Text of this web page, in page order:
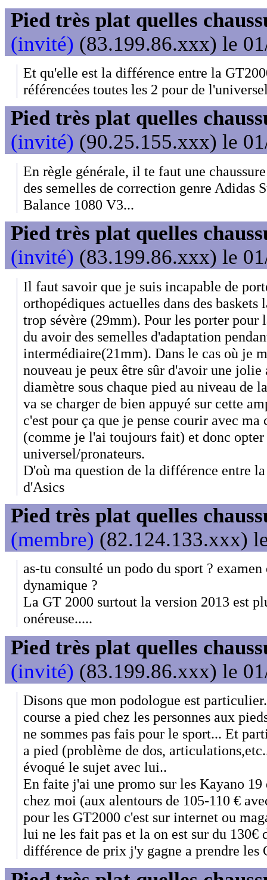
Pied très plat quelles
(invité) (83.199.86.xxx) le
Et qu'elle est la différence entre la
référencées toutes les 2 pour de
Pied très plat quelles
(invité) (90.25.155.xxx) le
En règle générale, il te faut une
des semelles de correction genre Adidas
Balance 1080 V3...
Pied très plat quelles
(invité) (83.199.86.xxx) le
Il faut savoir que je suis incapable de
orthopédiques actuelles dans des
trop sévère (29mm). Pour les porter pour
du avoir des semelles d'adaptation
intermédiaire(21mm). Dans le cas où je
nouveau je peux être sûr d'avoir une jolie
diamètre sous chaque pied au niveau de
va se charger de bien appuyé sur cette
c'est pour ça que je pense courir avec
(comme je l'ai toujours fait) et donc opter
universel/pronateurs.
D'où ma question de la différence entre
d'Asics
Pied très plat quelles
(membre) (82.124.133.xxx)
as-tu consulté un podo du sport ?
dynamique ?
La GT 2000 surtout la version 2013 est
onéreuse.....
Pied très plat quelles
(invité) (83.199.86.xxx) le
Disons que mon podologue est
course a pied chez les personnes aux
ne sommes pas fais pour le sport... Et
a pied (problème de dos,
évoqué le sujet avec lui..
En faite j'ai une promo sur les Kayano 19
chez moi (aux alentours de 105-110 €
pour les GT2000 c'est sur internet ou
lui ne les fait pas et la on est sur du 130€
différence de prix j'y gagne a prendre les